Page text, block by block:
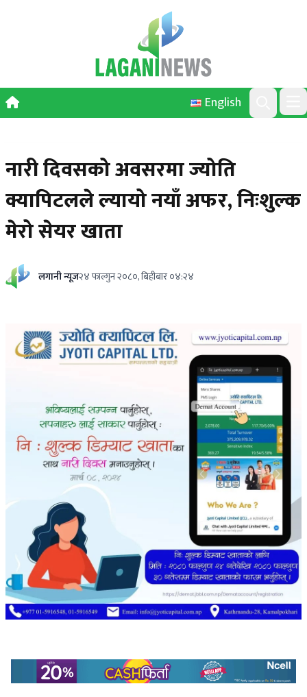
English
Search
नारी दिवसको अवसरमा ज्योति
क्यापिटलले ल्यायो नयाँ अफर, निःशुल्क
मेरो सेयर खाता
लगानी न्यूज२४ फाल्गुन २०८०, बिहीबार ०४:२४